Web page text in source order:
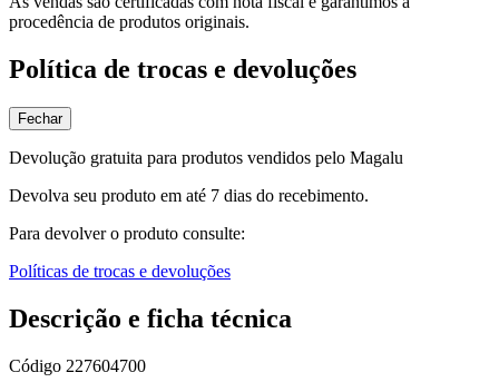
procedência de produtos originais.
Política de trocas e devoluções
Fechar
Devolução gratuita para produtos vendidos pelo Magalu
Devolva seu produto em até 7 dias do recebimento.
Para devolver o produto consulte:
Políticas de trocas e devoluções
Descrição e ficha técnica
Código 227604700